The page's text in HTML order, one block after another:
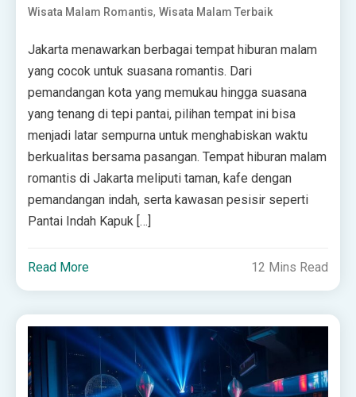
Wisata Malam Romantis,Wisata Malam Terbaik
Jakarta menawarkan berbagai tempat hiburan malam
yang cocok untuk suasana romantis. Dari
pemandangan kota yang memukau hingga suasana
yang tenang di tepi pantai, pilihan tempat ini bisa
menjadi latar sempurna untuk menghabiskan waktu
berkualitas bersama pasangan. Tempat hiburan malam
romantis di Jakarta meliputi taman, kafe dengan
pemandangan indah, serta kawasan pesisir seperti
Pantai Indah Kapuk […]
Read More 12 Mins Read